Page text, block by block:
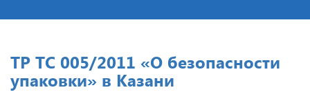
ТР ТС 005/2011 «О безопасности
упаковки» в Казани